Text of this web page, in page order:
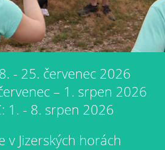
- 25. červenec 2026
– 1. srpen 2026
1. - 8. srpen 2026
v Jizerských horách